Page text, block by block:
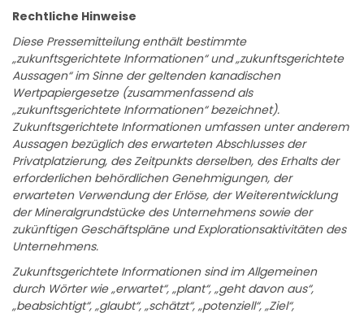
Rechtliche Hinweise
Diese Pressemitteilung enthält bestimmte
„zukunftsgerichtete Informationen“ und „zukunftsgerichtete
Aussagen“ im Sinne der geltenden kanadischen
Wertpapiergesetze (zusammenfassend als
„zukunftsgerichtete Informationen“ bezeichnet).
Zukunftsgerichtete Informationen umfassen unter anderem
Aussagen bezüglich des erwarteten Abschlusses der
Privatplatzierung, des Zeitpunkts derselben, des Erhalts der
erforderlichen behördlichen Genehmigungen, der
erwarteten Verwendung der Erlöse, der Weiterentwicklung
der Mineralgrundstücke des Unternehmens sowie der
zukünftigen Geschäftspläne und Explorationsaktivitäten des
Unternehmens.
Zukunftsgerichtete Informationen sind im Allgemeinen
durch Wörter wie „erwartet“, „plant“, „geht davon aus“,
„beabsichtigt“, „glaubt“, „schätzt“, „potenziell“, „Ziel“,